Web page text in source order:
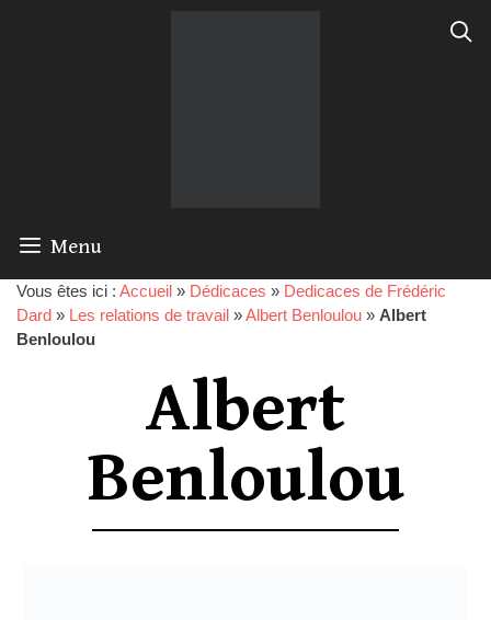
Menu
Vous êtes ici : Accueil » Dédicaces » Dedicaces de Frédéric
Dard » Les relations de travail »Albert Benloulou » Albert
Benloulou
Albert
Benloulou